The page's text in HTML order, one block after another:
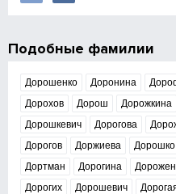
Подобные фамилии
Дорошенко Доронина
Дорохов
Дорош Дорожкина
Дорошкевич
Дорогова
Дорогов
Доржиева Дорошко
Дортман
Дорогина
Дорогих
Дорошевич